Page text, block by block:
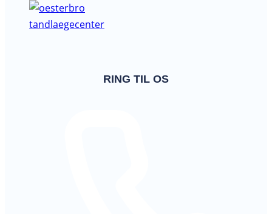
RING TIL OS